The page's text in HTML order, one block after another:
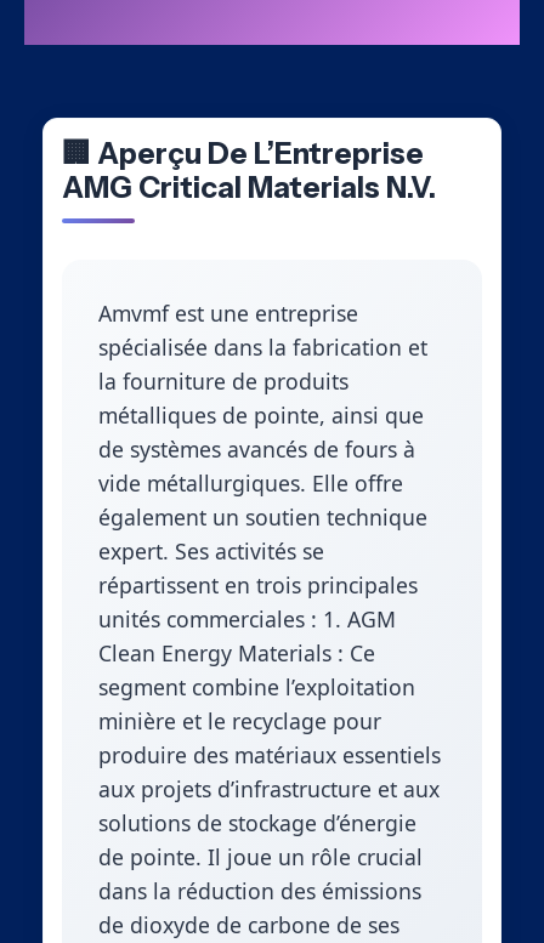
🏢 Aperçu De L’Entreprise
AMG Critical Materials N.V.
Amvmf est une entreprise
spécialisée dans la fabrication et
la fourniture de produits
métalliques de pointe, ainsi que
de systèmes avancés de fours à
vide métallurgiques. Elle offre
également un soutien technique
expert. Ses activités se
répartissent en trois principales
unités commerciales : 1. AGM
Clean Energy Materials : Ce
segment combine l’exploitation
minière et le recyclage pour
produire des matériaux essentiels
aux projets d’infrastructure et aux
solutions de stockage d’énergie
de pointe. Il joue un rôle crucial
dans la réduction des émissions
de dioxyde de carbone de ses